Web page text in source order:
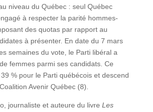
niveau du Québec : seul Québec
à respecter la parité hommes-
des quotas par rapport au
à présenter. En date du 7 mars
semaines du vote, le Parti libéral a
femmes parmi ses candidats. Ce
% pour le Parti québécois et descend
Avenir Québec (8).
journaliste et auteure du livre Les